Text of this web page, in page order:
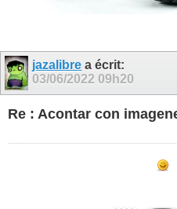
jazalibre a écrit:
03/06/2022 09h20
Re : Acontar con